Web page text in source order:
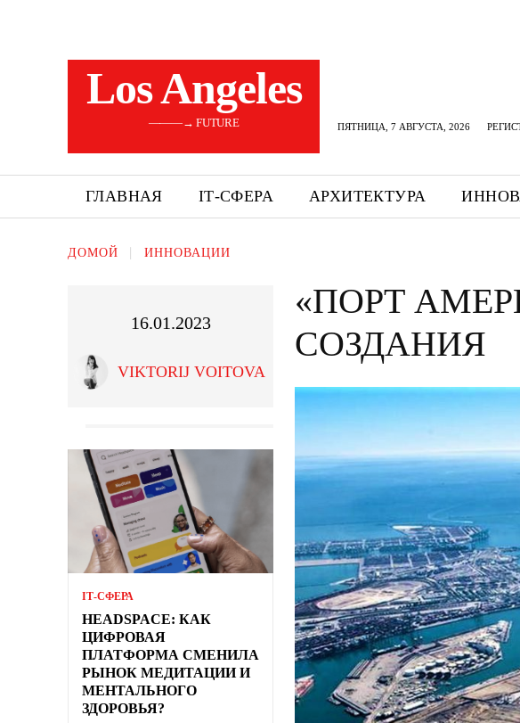
Los Angeles
———→ FUTURE ПЯТНИЦА, 7 АВГУСТА, 2026
ГЛАВНАЯ ІТ-СФЕРА АРХИТЕКТУРА
ДОМОЙ ИННОВАЦИИ
16.01.2023
VIKTORIJ VOITOVA
ІТ-СФЕРА
HEADSPACE: КАК
ЦИФРОВАЯ
ПЛАТФОРМА СМЕНИЛА
РЫНОК МЕДИТАЦИИ И
МЕНТАЛЬНОГО
ЗДОРОВЬЯ?
«ПОРТ
СОЗДАНИЯ